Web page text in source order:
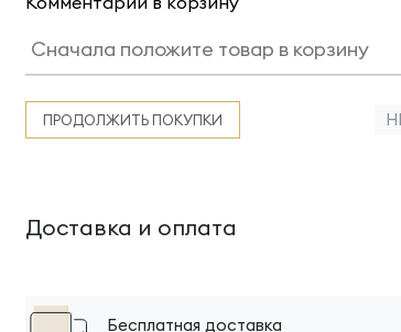
ПРОДОЛЖИТЬ ПОКУПКИ
Доставка и оплата
Бесплатная доставка